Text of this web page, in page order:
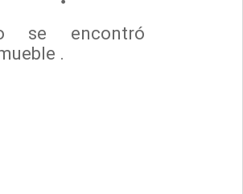
se encontró
.